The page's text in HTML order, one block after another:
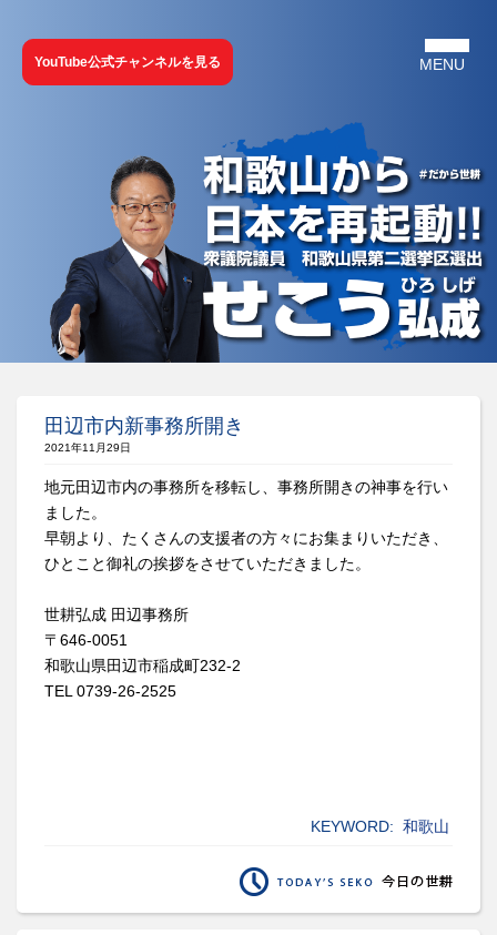
YouTube公式チャンネルを見る
田辺市内新事務所開き
2021年11月29日
地元田辺市内の事務所を移転し、事務所開きの神事を行い
ました。
早朝より、たくさんの支援者の方々にお集まりいただき、
ひとこと御礼の挨拶をさせていただきました。
世耕弘成 田辺事務所
〒646-0051
和歌山県田辺市稲成町232-2
TEL 0739-26-2525
KEYWORD: 和歌山